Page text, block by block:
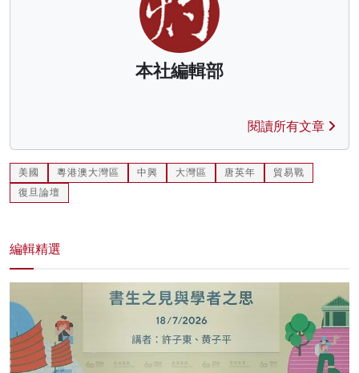
本社編輯部
閱讀所有文章
美國 粵港澳大灣區 中興 大灣區 唐英年
貿易戰
復旦論壇
編輯精選